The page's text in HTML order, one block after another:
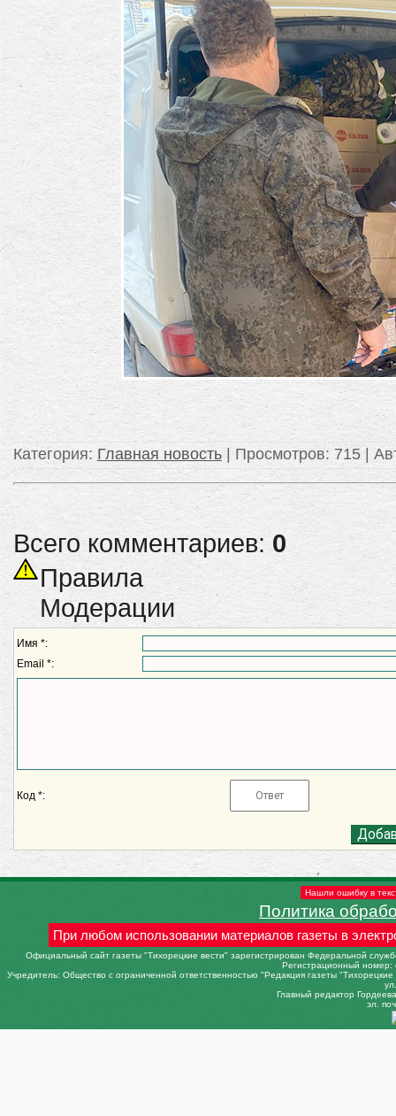
Категория: Главная новость |Просмотров: 715 |
Всего комментариев: 0
Правила
Модерации
Имя *:
Email *:
Код *:
Нашли ошибку в
Политика
При любом использовании материалов газеты в
Официальный сайт газеты "Тихорецкие вести" зарегистрирован Федеральной
Регистрационный
Учредитель: Общество с ограниченной ответственностью "Редакция газеты
Главный редактор
эл.